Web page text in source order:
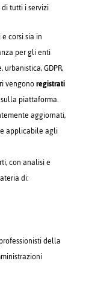
tutti i servizi
corsi sia in
per gli enti
GDPR,
vengonoregistrati
piattaforma.
aggiornati,
applicabile agli
con analisi e
di:
della